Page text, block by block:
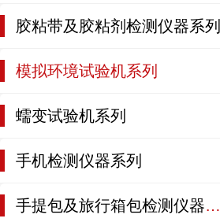
胶粘带及胶粘剂检测仪器系列
模拟环境试验机系列
蠕变试验机系列
手机检测仪器系列
手提包及旅行箱包检测仪器系列